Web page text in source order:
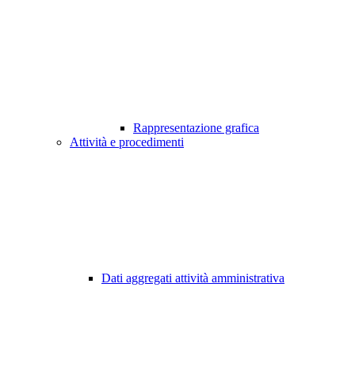
Rappresentazione grafica
Attività e procedimenti
Dati aggregati attività amministrativa